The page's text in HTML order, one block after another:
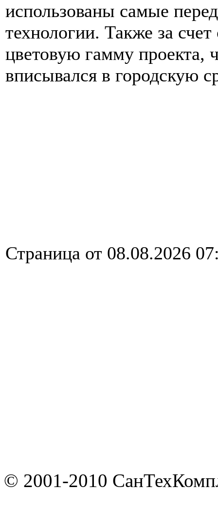
использованы самые
технологии. Также за
цветовую гамму проекта,
вписывался в городскую
Страница от 08.08.2026
© 2001-2010